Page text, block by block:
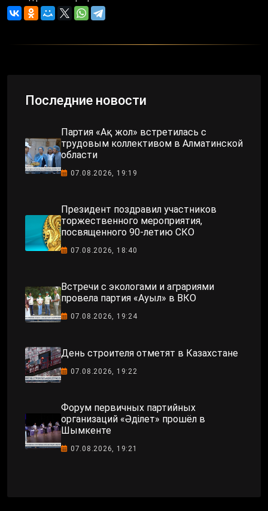
Последние новости
Партия «Ақ жол» встретилась с
трудовым коллективом в Алматинской
области
07.08.2026, 19:19
Президент поздравил участников
торжественного мероприятия,
посвященного 90-летию СКО
07.08.2026, 18:40
Встречи с экологами и аграриями
провела партия «Ауыл» в ВКО
07.08.2026, 19:24
День строителя отметят в Казахстане
07.08.2026, 19:22
Форум первичных партийных
организаций «Әділет» прошёл в
Шымкенте
07.08.2026, 19:21